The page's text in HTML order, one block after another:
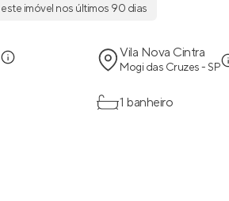
imóvel nos últimos 90 dias
Vila Nova Cintra
Mogi das Cruzes - SP
1 banheiro